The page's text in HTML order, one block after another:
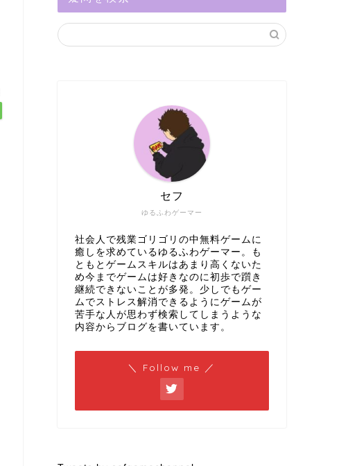
ゆるふわゲーマー
セフ
社会人で残業ゴリゴリの中無料ゲームに
癒しを求めているゆるふわゲーマー。も
ともとゲームスキルはあまり高くないた
め今までゲームは好きなのに初歩で躓き
継続できないことが多発。少しでもゲー
ムでストレス解消できるようにゲームが
苦手な人が思わず検索してしまうような
内容からブログを書いています。
＼ Follow me ／